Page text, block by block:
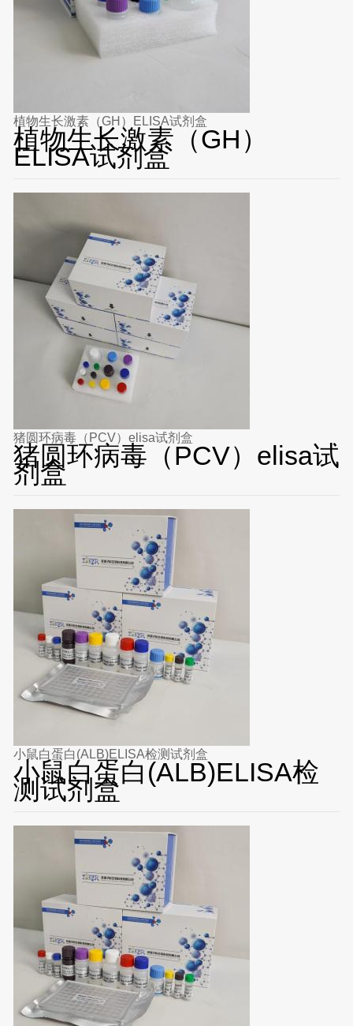
植物生长激素（GH）ELISA试剂盒
植物生长激素（GH）
ELISA试剂盒
猪圆环病毒（PCV）elisa试剂盒
猪圆环病毒（PCV）elisa试
剂盒
小鼠白蛋白(ALB)ELISA检测试剂盒
小鼠白蛋白(ALB)ELISA检
测试剂盒